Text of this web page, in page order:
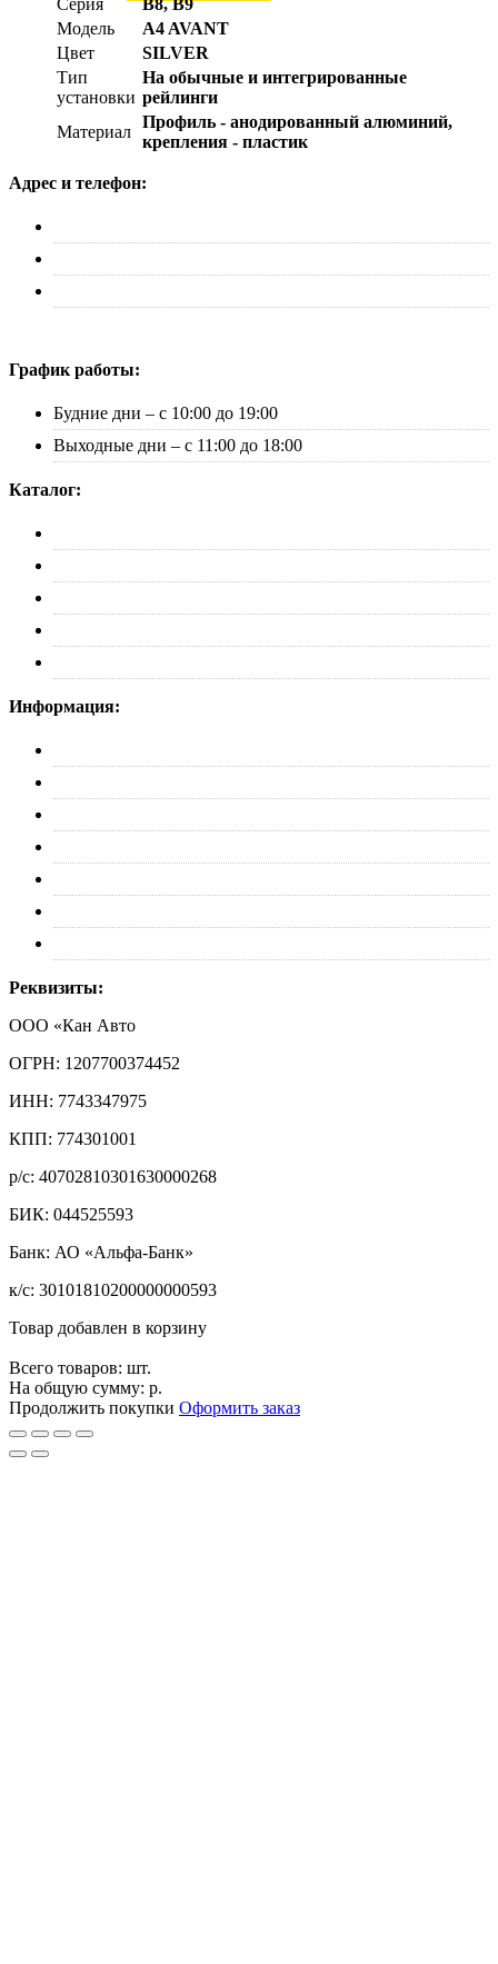
Модель
A4 AVANT
Цвет
SILVER
Тип
установки
На обычные и интегрированные
рейлинги
Материал
Профиль - анодированный алюминий,
крепления - пластик
Адрес и телефон:
График работы:
Будние дни – с 10:00 до 19:00
Выходные дни – с 11:00 до 18:00
Каталог:
Информация:
Реквизиты:
ООО «Кан Авто
ОГРН: 1207700374452
ИНН: 7743347975
КПП: 774301001
р/с: 40702810301630000268
БИК: 044525593
Банк: АО «Альфа-Банк»
к/с: 30101810200000000593
Товар добавлен в корзину
Всего товаров: шт.
На общую сумму: р.
Продолжить покупки Оформить заказ